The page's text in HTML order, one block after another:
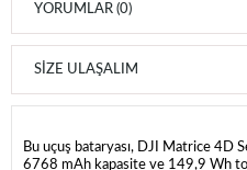
YORUMLAR (0)
SIZE ULAŞALIM
Bu uçuş bataryası, DJI Matrice 4D
6768 mAh kapasite ve 149,9 Wh